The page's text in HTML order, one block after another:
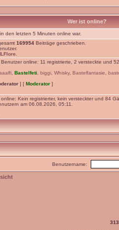
Wer ist online?
den letzten 5 Minuten online war.
169954 Beiträge geschrieben.
online: 11 registrierte, 2 versteckte und
Bastelfeti biggi Whisky, Bastelfantasie
] [ Moderator ]
Kein registrierter, kein versteckter und 84
am 06.08.2026, 05:11.
Benutzername: